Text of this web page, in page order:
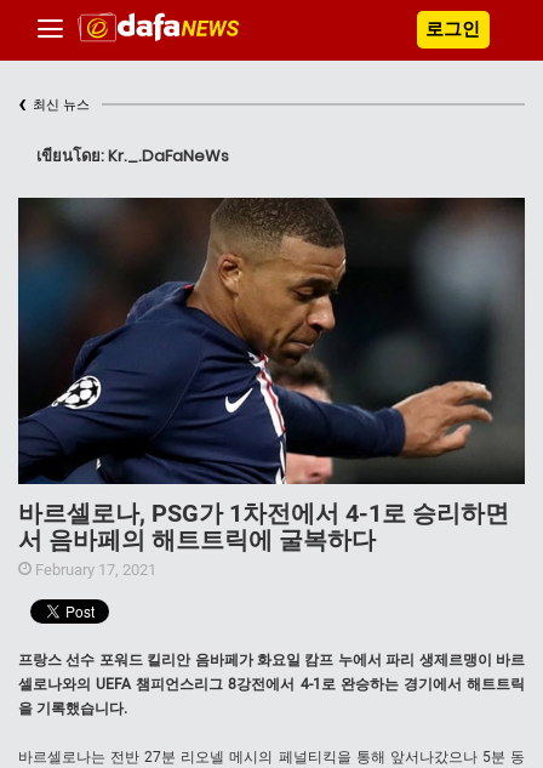
로그인
‹ 최신 뉴스
เขียนโดย: Kr._.DaFaNeWs
바르셀로나, PSG가 1차전에서 4-1로 승리하면
서 음바페의 해트트릭에 굴복하다
February 17, 2021
프랑스 선수 포워드 킬리안 음바페가 화요일 캄프 누에서 파리 생제르맹이 바르
셀로나와의 UEFA 챔피언스리그 8강전에서 4-1로 완승하는 경기에서 해트트릭
을 기록했습니다.
바르셀로나는 전반 27분 리오넬 메시의 페널티킥을 통해 앞서나갔으나 5분 동